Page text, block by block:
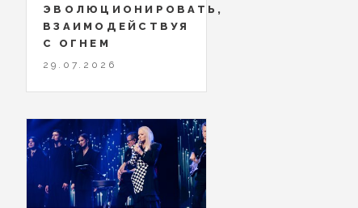
ЭВОЛЮЦИОНИРОВАТЬ,
ВЗАИМОДЕЙСТВУЯ
С ОГНЕМ
29.07.2026